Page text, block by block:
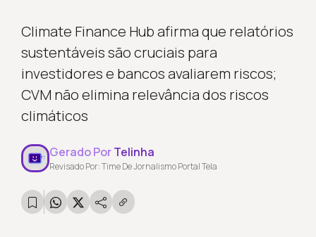
Climate Finance Hub afirma que relatórios
sustentáveis são cruciais para
investidores e bancos avaliarem riscos;
CVM não elimina relevância dos riscos
climáticos
Gerado PorTelinha
Revisado Por: Time De Jornalismo Portal Tela